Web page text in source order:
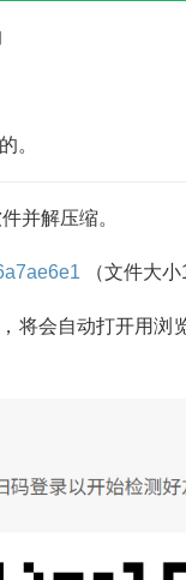
。
并解压缩。
（文件大小
将会自动打开用浏